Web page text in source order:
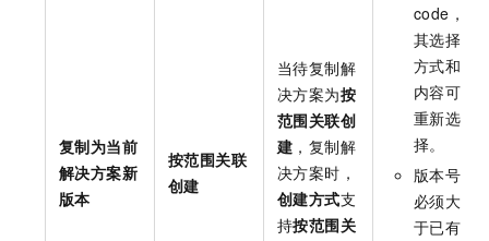
复制为当前
解决方案新
版本
按范围关联
创建
当待复制解
决方案为按
范围关联创
建 ，复制解
决方案时，
创建方式支
持按范围关
code，
其选择
方式和
内容可
重新选
择。
版本号
必须大
于已有